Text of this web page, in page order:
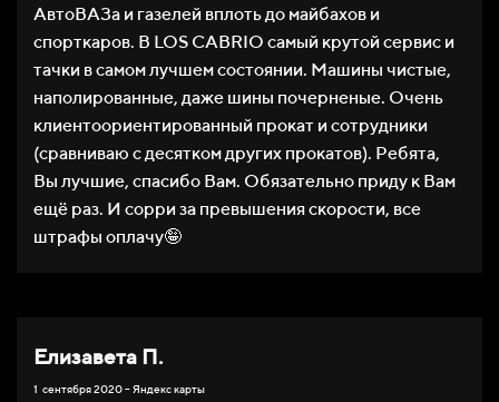
АвтоВАЗа и газелей вплоть до майбахов и
спорткаров. В LOS CABRIO самый крутой сервис и
тачки в самом лучшем состоянии. Машины чистые,
наполированные, даже шины почерненые. Очень
клиентоориентированный прокат и сотрудники
(сравниваю с десятком других прокатов). Ребята,
Вы лучшие, спасибо Вам. Обязательно приду к Вам
ещё раз. И сорри за превышения скорости, все
штрафы оплачу🤪
Елизавета П.
1 сентября 2020 – Яндекс карты